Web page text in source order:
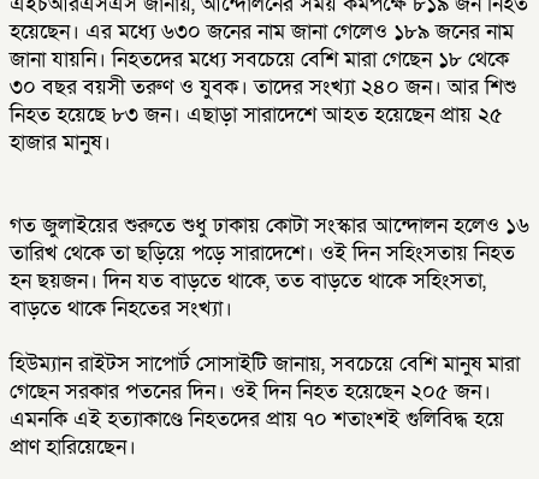
হয়েছেন। এর মধ্যে ৬৩০ জনের নাম জানা গেলেও ১৮৯ জনের নাম
জানা যায়নি। নিহতদের মধ্যে সবচেয়ে বেশি মারা গেছেন ১৮ থেকে
৩০ বছর বয়সী তরুণ ও যুবক। তাদের সংখ্যা ২৪০ জন। আর শিশু
নিহত হয়েছে ৮৩ জন। এছাড়া সারাদেশে আহত হয়েছেন প্রায় ২৫
হাজার মানুষ।
গত জুলাইয়ের শুরুতে শুধু ঢাকায় কোটা সংস্কার আন্দোলন হলেও ১৬
তারিখ থেকে তা ছড়িয়ে পড়ে সারাদেশে। ওই দিন সহিংসতায় নিহত
হন ছয়জন। দিন যত বাড়তে থাকে, তত বাড়তে থাকে সহিংসতা,
বাড়তে থাকে নিহতের সংখ্যা।
হিউম্যান রাইটস সাপোর্ট সোসাইটি জানায়, সবচেয়ে বেশি মানুষ মারা
গেছেন সরকার পতনের দিন। ওই দিন নিহত হয়েছেন ২০৫ জন।
এমনকি এই হত্যাকাণ্ডে নিহতদের প্রায় ৭০ শতাংশই গুলিবিদ্ধ হয়ে
প্রাণ হারিয়েছেন।